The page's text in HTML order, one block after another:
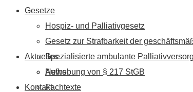
Aktuelles
News
Fachtexte
Gesetze
Hospiz- und Palliativgesetz
Gesetz zur Strafbarkeit der
Spezialisierte ambulante
Aufhebung von § 217 StGB
Kontakt